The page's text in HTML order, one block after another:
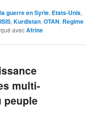
guerre en Syrie, Etats-Unis,
ISIS,Kurdistan,OTAN, Regime
avecAfrine
multi-
peuple